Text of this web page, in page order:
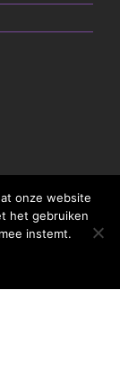
onze website
het gebruiken
instemt.